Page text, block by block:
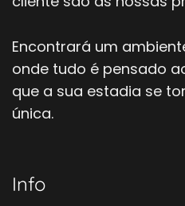
Encontrará um
onde tudo é pensado
que a sua estadia se
única.
Info